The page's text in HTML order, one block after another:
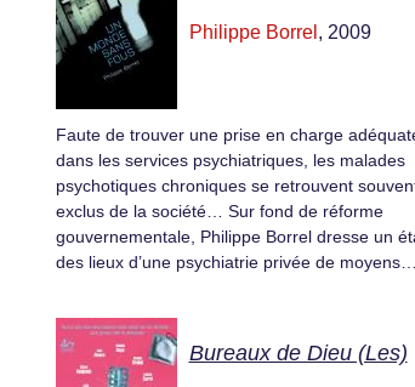
Philippe Borrel , 2009
Faute de trouver une prise en charge
dans les services psychiatriques, les malades
psychotiques chroniques se retrouvent
exclus de la société… Sur fond de réforme
gouvernementale, Philippe Borrel dresse un
des lieux d’une psychiatrie privée de moyens…
Bureaux de Dieu (Les)